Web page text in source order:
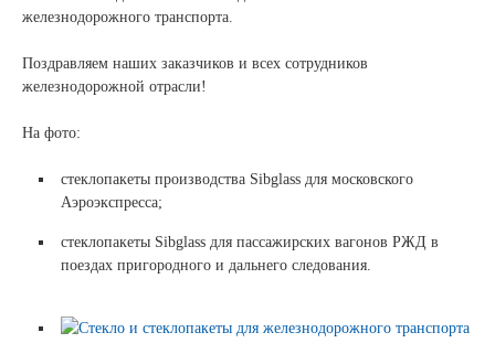
заказчиков
Техподдержка
ГОСТы, ТУ и другая техническая документация
Проекты
Контакты
железнодорожного транспорта.
Поздравляем наших заказчиков и всех сотрудников
железнодорожной отрасли!
На фото:
стеклопакеты производства Sibglass для московского
Аэроэкспресса;
стеклопакеты Sibglass для пассажирских вагонов РЖД в
поездах пригородного и дальнего следования.